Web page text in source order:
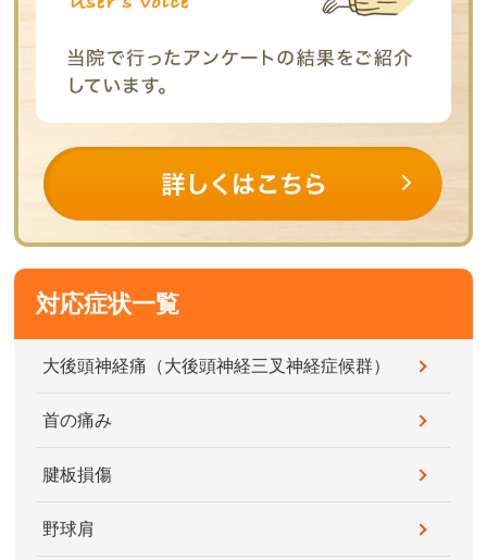
対応症状一覧
大後頭神経痛（大後頭神経三叉神経症候群）
首の痛み
腱板損傷
野球肩